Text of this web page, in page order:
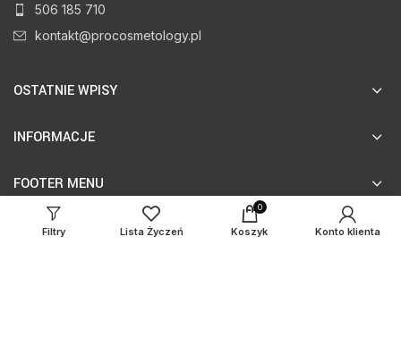
506 185 710
kontakt@procosmetology.pl
OSTATNIE WPISY
INFORMACJE
FOOTER MENU
Filtry Lista Życzeń
0
Koszyk Konto klienta